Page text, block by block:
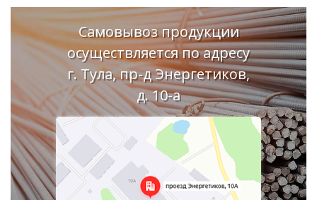
Самовывоз продукции
осуществляется по адресу
г. Тула, пр-д Энергетиков,
д. 10-а